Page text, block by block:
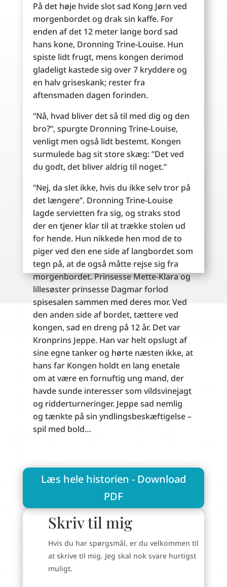
På det høje hvide slot sad Kong Jørn ved
morgenbordet og drak sin kaffe. For
enden af det 12 meter lange bord sad
hans kone, Dronning Trine-Louise. Hun
spiste lidt frugt, mens kongen derimod
gladeligt kastede sig over 7 kryddere og
en halv griseskank; rester fra
aftensmaden dagen forinden.
”Nå, hvad bliver det så til med dig og den
bro?”, spurgte Dronning Trine-Louise,
venligt men også lidt bestemt. Kongen
surmulede bag sit store skæg: ”Det ved
du godt, det bliver aldrig til noget.”
”Nej, da slet ikke, hvis du ikke selv tror på
det længere”. Dronning Trine-Louise
lagde servietten fra sig, og straks stod
der en tjener klar til at trække stolen ud
for hende. Hun nikkede hen mod de to
piger ved den ene side af langbordet som
tegn på, at de også måtte rejse sig fra
morgenbordet. Prinsesse Mette-Klara og
lillesøster prinsesse Dagmar forlod
spisesalen sammen med deres mor. Ved
den anden side af bordet, tættere ved
kongen, sad en dreng på 12 år. Det var
Kronprins Jeppe. Han var helt opslugt af
sine egne tanker og hørte næsten ikke, at
hans far Kongen holdt en lang enetale
om at være en fornuftig ung mand, der
havde sunde interesser som vildsvinejagt
og ridderturneringer. Jeppe sad nemlig
og tænkte på sin yndlingsbeskæftigelse –
spil med bold…
Læs hele historien - Download
PDF
Skriv til mig
Hvis du har spørgsmål, er du velkommen til
at skrive til mig. Jeg skal nok svare hurtigst
muligt.